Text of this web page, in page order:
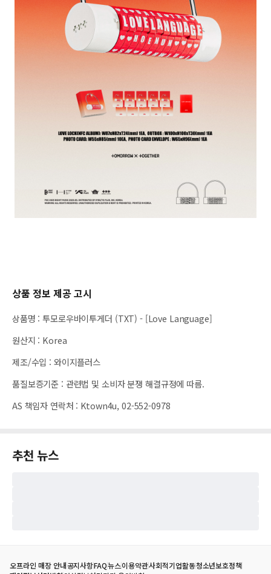
상품 정보 제공 고시
상품명 :투모로우바이투게더 (TXT) - [Love Language]
원산지 : Korea
제조/수입 : 와이지플러스
품질보증기준 : 관련법 및 소비자 분쟁 해결규정에 따름.
AS 책임자 연락처 : Ktown4u, 02-552-0978
추천 뉴스
오프라인 매장 안내공지사항FAQ뉴스이용약관사회적기업활동청소년보호정책